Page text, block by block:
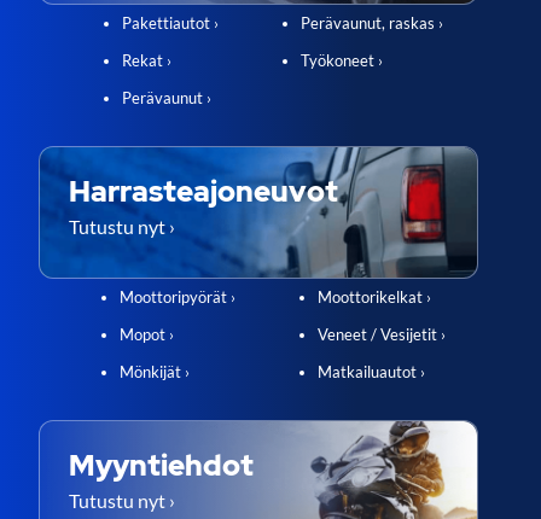
Pakettiautot ›
Rekat ›
Perävaunut ›
Perävaunut, raskas ›
Työkoneet ›
Harrasteajoneuvot
Tutustu nyt ›
Moottoripyörät ›
Mopot ›
Mönkijät ›
Moottorikelkat ›
Veneet / Vesijetit ›
Matkailuautot ›
Myyntiehdot
Tutustu nyt ›